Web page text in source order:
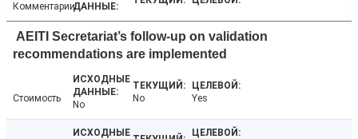
Комментарии
AEITI Secretariat’s follow-up on validation
recommendations are implemented
Стоимость
No
No Yes